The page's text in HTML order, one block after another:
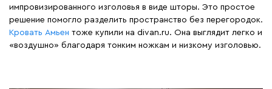
импровизированного изголовья в виде шторы. Это простое
решение помогло разделить пространство без перегородок.
Кровать Амьен тоже купили на divan.ru. Она выглядит легко и
«воздушно» благодаря тонким ножкам и низкому изголовью.